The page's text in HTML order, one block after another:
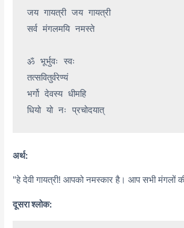
जय गायत्री जय गायत्री
सर्व मंगलमयि नमस्ते
ॐ भूर्भुवः स्वः
तत्सवितुर्वरेण्यं
भर्गो देवस्य धीमहि
धियो यो नः प्रचोदयात्
अर्थ:
"हे देवी गायत्री! आपको नमस्कार है। आप सभी मंगलों
दूसरा श्लोक: